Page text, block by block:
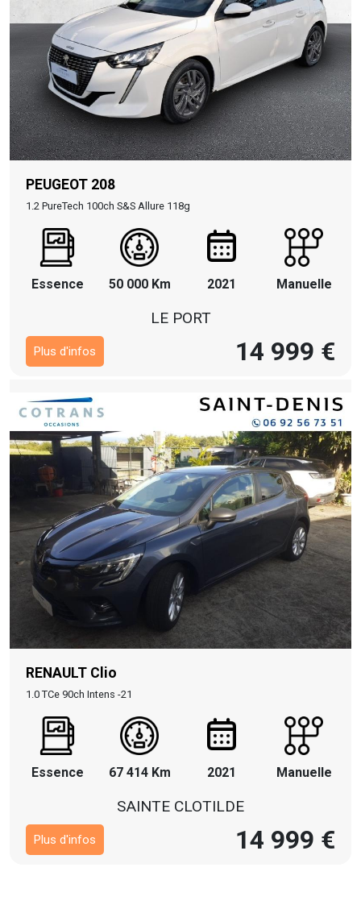
PEUGEOT 208
1.2 PureTech 100ch S&S Allure 118g
Essence 50 000 Km 2021 Manuelle
LE PORT
Plus d'infos 14 999 €
RENAULT Clio
1.0 TCe 90ch Intens -21
Essence 67 414 Km 2021 Manuelle
SAINTE CLOTILDE
Plus d'infos 14 999 €